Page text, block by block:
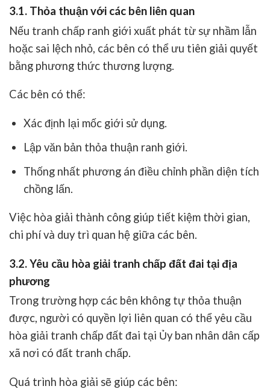
3.1. Thỏa thuận với các bên liên quan
Nếu tranh chấp ranh giới xuất phát từ sự nhầm lẫn
hoặc sai lệch nhỏ, các bên có thể ưu tiên giải quyết
bằng phương thức thương lượng.
Các bên có thể:
Xác định lại mốc giới sử dụng.
Lập văn bản thỏa thuận ranh giới.
Thống nhất phương án điều chỉnh phần diện tích
chồng lấn.
Việc hòa giải thành công giúp tiết kiệm thời gian,
chi phí và duy trì quan hệ giữa các bên.
3.2. Yêu cầu hòa giải tranh chấp đất đai tại địa
phương
Trong trường hợp các bên không tự thỏa thuận
được, người có quyền lợi liên quan có thể yêu cầu
hòa giải tranh chấp đất đai tại Ủy ban nhân dân cấp
xã nơi có đất tranh chấp.
Quá trình hòa giải sẽ giúp các bên: